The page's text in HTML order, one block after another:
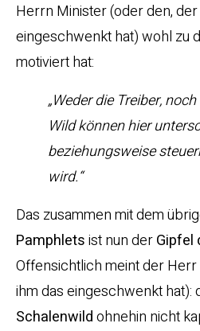
Herrn Minister (oder den,
eingeschwenkt hat) wohl zu
motiviert hat:
„Weder die Treiber,
Wild können hier
beziehungsweise
wird.“
Das zusammen mit dem
Pamphletsist nun derGipfel
Offensichtlich meint der
ihm das eingeschwenkt hat):
Schalenwildohnehin nicht